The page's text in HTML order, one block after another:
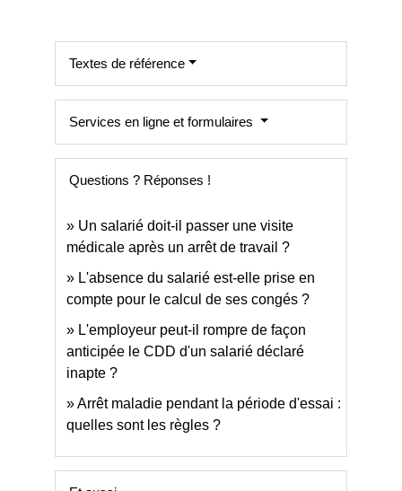
Textes de référence
Services en ligne et formulaires
Questions ? Réponses !
Un salarié doit-il passer une visite
médicale après un arrêt de travail ?
L'absence du salarié est-elle prise en
compte pour le calcul de ses congés ?
L'employeur peut-il rompre de façon
anticipée le CDD d'un salarié déclaré
inapte ?
Arrêt maladie pendant la période d'essai :
quelles sont les règles ?